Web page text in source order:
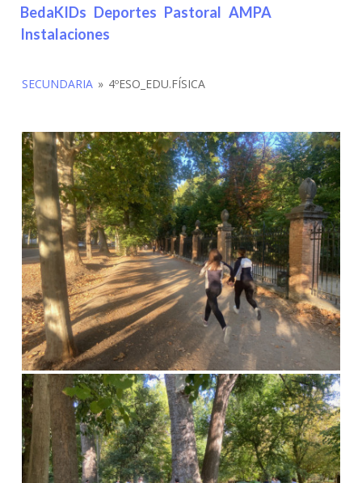
BedaKIDs Deportes Pastoral AMPA
Instalaciones
SECUNDARIA » 4ºESO_EDU.FÍSICA